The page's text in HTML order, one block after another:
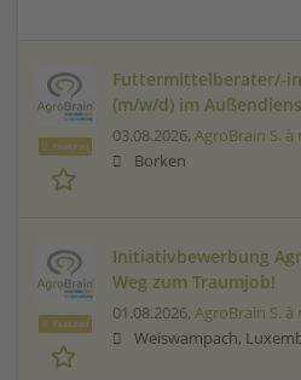
Featured
Futtermittelberater/-
(m/w/d) im
03.08.2026, AgroBrain S. à
Borken
Featured
Initiativbewerbung
Weg zum Traumjob!
01.08.2026, AgroBrain S. à
Weiswampach,